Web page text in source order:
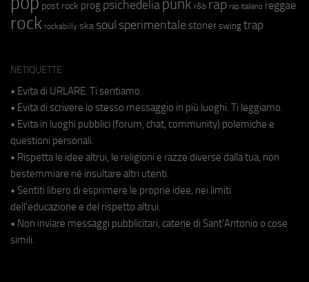
post rock prog psichedeliapunk r&b rap rap italiano reggae
rock rockabilly ska soul sperimentale stoner swing trap
NETIQUETTE
• Evita di URLARE. Ti sentiamo.
• Evita di scrivere lo stesso messaggio in più luoghi. Ti leggiamo.
• Evita in luoghi pubblici (forum, chat, community) polemiche e
questioni personali.
• Rispetta le idee altrui, le religioni e razze diverse dalla tua, non
bestemmiare né insultare altri utenti.
• Sentiti libero di esprimere le proprie idee, nei limiti
dell'educazione e del rispetto altrui.
• Non inviare messaggi pubblicitari, catene di Sant'Antonio o cose
simili.